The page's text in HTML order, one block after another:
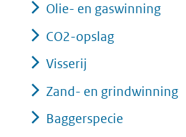
Olie- en gaswinning
CO2-opslag
Visserij
Zand- en grindwinning
Baggerspecie